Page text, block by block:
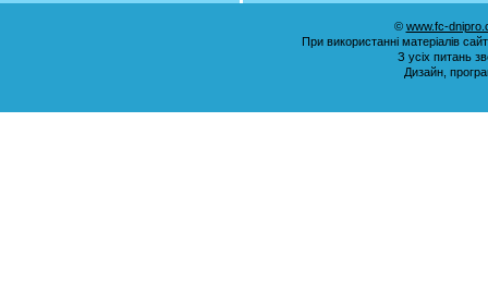
© www.fc-
При використанні матеріалів
З усіх питань
Дизайн,